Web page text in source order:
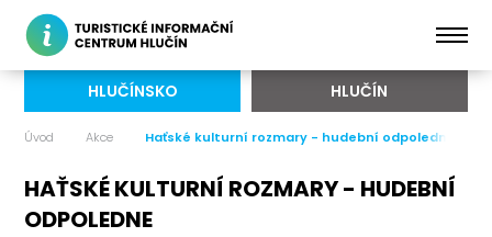
HLUČÍNSKO HLUČÍN
Úvod Akce Haťské kulturní rozmary - hudební odpoledne
HAŤSKÉ KULTURNÍ ROZMARY - HUDEBNÍ
ODPOLEDNE